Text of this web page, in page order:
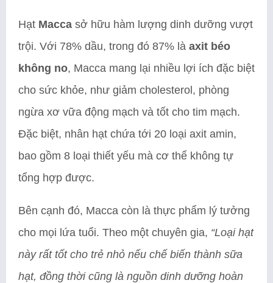
Hạt Macca sở hữu hàm lượng dinh dưỡng vượt
trội. Với 78% dầu, trong đó 87% là axit béo
không no, Macca mang lại nhiều lợi ích đặc biệt
cho sức khỏe, như giảm cholesterol, phòng
ngừa xơ vữa động mạch và tốt cho tim mạch.
Đặc biệt, nhân hạt chứa tới 20 loại axit amin,
bao gồm 8 loại thiết yếu mà cơ thể không tự
tổng hợp được.
Bên cạnh đó, Macca còn là thực phẩm lý tưởng
cho mọi lứa tuổi. Theo một chuyên gia, “Loại hạt
này rất tốt cho trẻ nhỏ nếu chế biến thành sữa
hạt, đồng thời cũng là nguồn dinh dưỡng hoàn